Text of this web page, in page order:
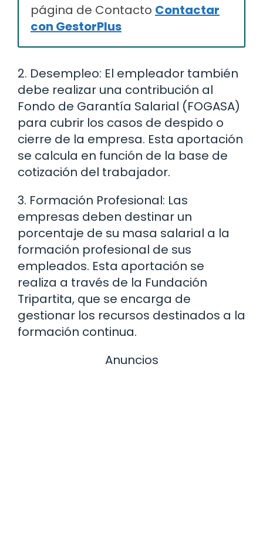
página de Contacto Contactar
con GestorPlus
2. Desempleo: El empleador también
debe realizar una contribución al
Fondo de Garantía Salarial (FOGASA)
para cubrir los casos de despido o
cierre de la empresa. Esta aportación
se calcula en función de la base de
cotización del trabajador.
3. Formación Profesional: Las
empresas deben destinar un
porcentaje de su masa salarial a la
formación profesional de sus
empleados. Esta aportación se
realiza a través de la Fundación
Tripartita, que se encarga de
gestionar los recursos destinados a la
formación continua.
Anuncios